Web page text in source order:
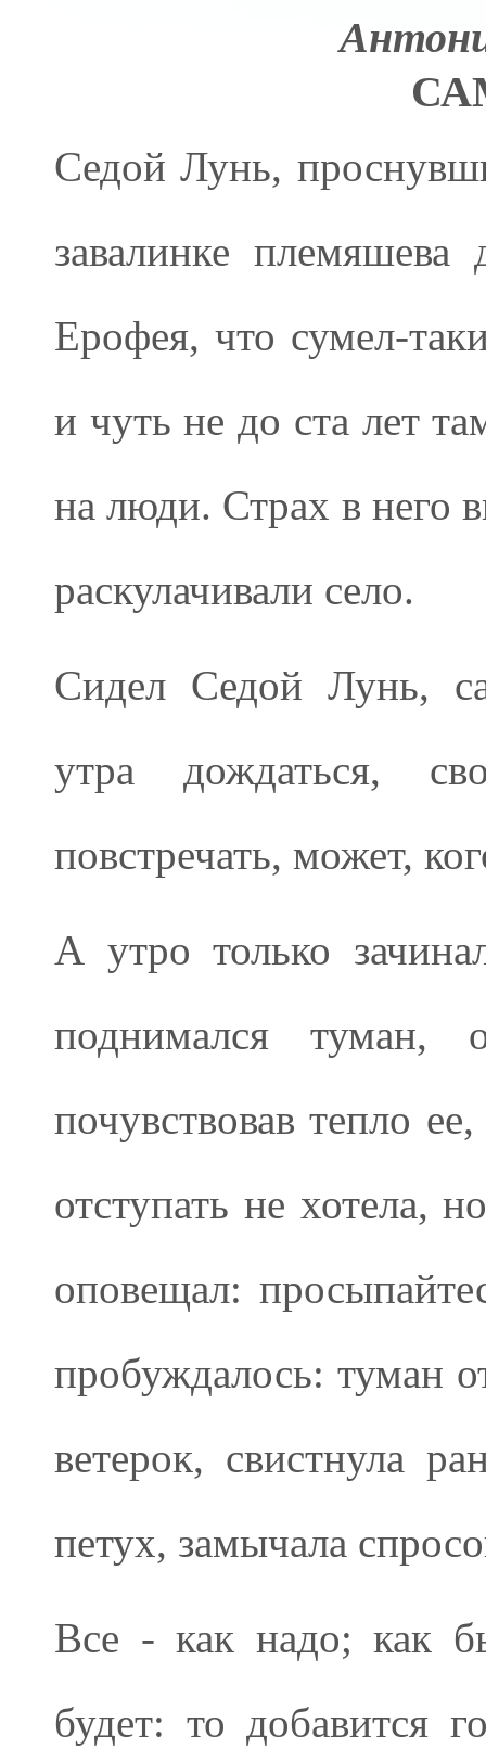
Седой Лунь,
завалинке
Ерофея, что сумел-
и чуть не до ста лет
на люди. Страх в него
раскулачивали село.
Сидел Седой Лунь,
утра дождаться,
повстречать, может,
А утро только
поднимался
почувствовав тепло
отступать не хотела,
оповещал:
пробуждалось: туман
ветерок, свистнула
петух, замычала
Все - как надо; как
будет: то добавится